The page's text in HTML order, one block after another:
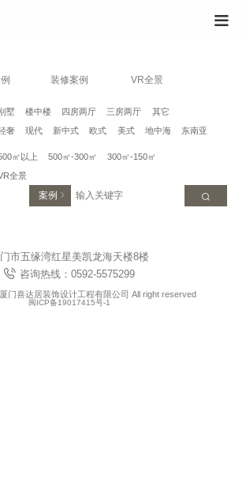
装修案例 VR全景
墅 楼中楼 四房两厅 三房两厅
其它
奢 现代 新中式 欧式 美式 地中海
东南亚
㎡以上 500㎡-300㎡
300㎡-150㎡
全景
案例
市五缘湾红星美凯龙海天楼8楼
咨询热线：0592-5575299
门喜达居装饰设计工程有限公司 All right reserved
闽ICP备19017415号-1